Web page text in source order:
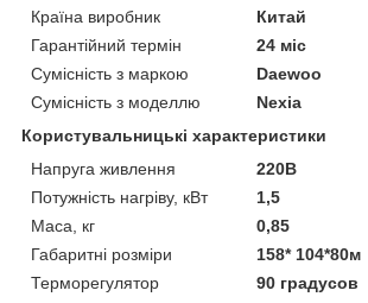
Країна виробник
Китай
Гарантійний термін
24 міс
Сумісність з маркою
Daewoo
Сумісність з моделлю
Nexia
Користувальницькі характеристики
Напруга живлення
220В
Потужність нагріву, кВт
1,5
Маса, кг
0,85
Габаритні розміри
158* 104*80м
Терморегулятор
90 градусов